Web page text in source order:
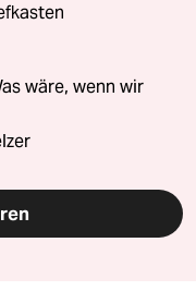
wäre, wenn wir